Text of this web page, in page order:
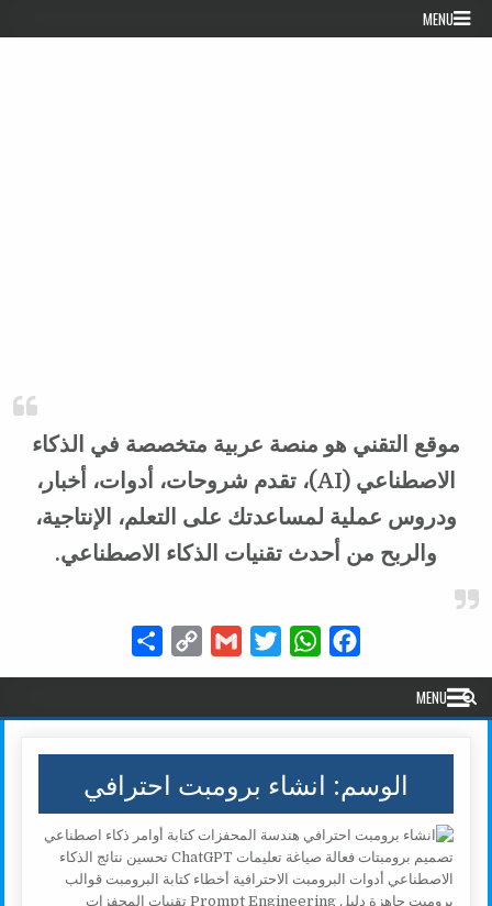
Skip to content
MENU
موقع التقني هو منصة عربية متخصصة في الذكاء
الاصطناعي (AI)، تقدم شروحات، أدوات، أخبار،
ودروس عملية لمساعدتك على التعلم، الإنتاجية،
والربح من أحدث تقنيات الذكاء الاصطناعي.
Facebook
WhatsApp
Twitter
Gmail
Copy
MENU
الوسم: انشاء برومبت احترافي